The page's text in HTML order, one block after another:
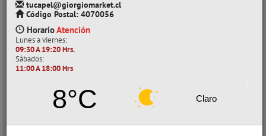
tucapel@giorgiomarket.cl
Código Postal: 4070056
HorarioAtención
Lunes a viernes:
09:30 A 19:20 Hrs.
Sábados:
11:00 A 18:00 Hrs
8°C Claro
JUEGO DIDÁCTICO MADERA 2 EN 1 (GOLPEA MUSICA Y HUNDE LAS
FIGURAS) DURBAN
CÓDIGO: 01002104
Despacho a domicilio (Stock: 0)
$26.800con IVA
Precios al por mayor